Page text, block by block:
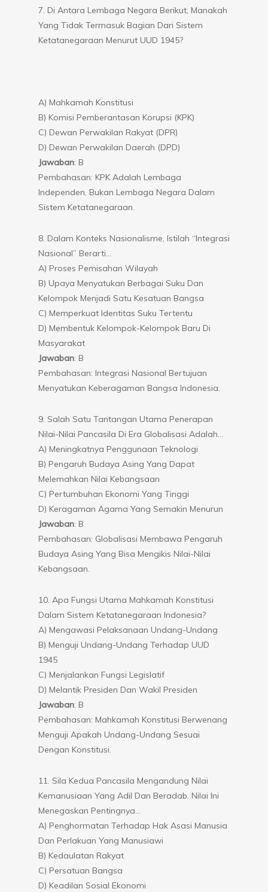
7. Di Antara Lembaga Negara Berikut, Manakah
Yang Tidak Termasuk Bagian Dari Sistem
Ketatanegaraan Menurut UUD 1945?
A) Mahkamah Konstitusi
B) Komisi Pemberantasan Korupsi (KPK)
C) Dewan Perwakilan Rakyat (DPR)
D) Dewan Perwakilan Daerah (DPD)
Jawaban: B
Pembahasan: KPK Adalah Lembaga
Independen, Bukan Lembaga Negara Dalam
Sistem Ketatanegaraan.
8. Dalam Konteks Nasionalisme, Istilah “Integrasi
Nasional” Berarti…
A) Proses Pemisahan Wilayah
B) Upaya Menyatukan Berbagai Suku Dan
Kelompok Menjadi Satu Kesatuan Bangsa
C) Memperkuat Identitas Suku Tertentu
D) Membentuk Kelompok-Kelompok Baru Di
Masyarakat
Jawaban: B
Pembahasan: Integrasi Nasional Bertujuan
Menyatukan Keberagaman Bangsa Indonesia.
9. Salah Satu Tantangan Utama Penerapan
Nilai-Nilai Pancasila Di Era Globalisasi Adalah…
A) Meningkatnya Penggunaan Teknologi
B) Pengaruh Budaya Asing Yang Dapat
Melemahkan Nilai Kebangsaan
C) Pertumbuhan Ekonomi Yang Tinggi
D) Keragaman Agama Yang Semakin Menurun
Jawaban: B
Pembahasan: Globalisasi Membawa Pengaruh
Budaya Asing Yang Bisa Mengikis Nilai-Nilai
Kebangsaan.
10. Apa Fungsi Utama Mahkamah Konstitusi
Dalam Sistem Ketatanegaraan Indonesia?
A) Mengawasi Pelaksanaan Undang-Undang
B) Menguji Undang-Undang Terhadap UUD
1945
C) Menjalankan Fungsi Legislatif
D) Melantik Presiden Dan Wakil Presiden
Jawaban: B
Pembahasan: Mahkamah Konstitusi Berwenang
Menguji Apakah Undang-Undang Sesuai
Dengan Konstitusi.
11. Sila Kedua Pancasila Mengandung Nilai
Kemanusiaan Yang Adil Dan Beradab. Nilai Ini
Menegaskan Pentingnya…
A) Penghormatan Terhadap Hak Asasi Manusia
Dan Perlakuan Yang Manusiawi
B) Kedaulatan Rakyat
C) Persatuan Bangsa
D) Keadilan Sosial Ekonomi